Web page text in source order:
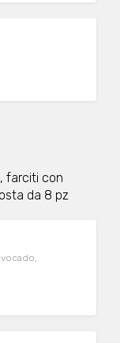
farciti con
da 8 pz